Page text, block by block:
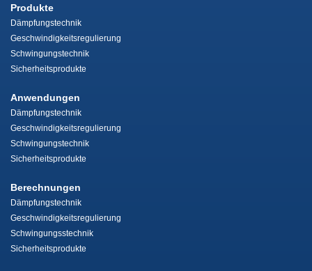
Produkte
Dämpfungstechnik
Geschwindigkeitsregulierung
Schwingungstechnik
Sicherheitsprodukte
Anwendungen
Dämpfungstechnik
Geschwindigkeitsregulierung
Schwingungstechnik
Sicherheitsprodukte
Berechnungen
Dämpfungstechnik
Geschwindigkeitsregulierung
Schwingungsstechnik
Sicherheitsprodukte